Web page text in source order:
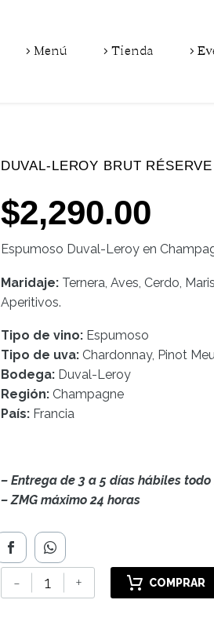
Menú Tienda
DUVAL-LEROY BRUT RÉSERVE
$2,290.00
Espumoso Duval-Leroy en
Maridaje: Ternera, Aves, Cerdo,
Aperitivos.
Tipo de vino: Espumoso
Tipo de uva: Chardonnay, Pinot
Bodega: Duval-Leroy
Región: Champagne
País: Francia
– Entrega de 3 a 5 días hábiles todo
– ZMG máximo 24 horas
-
Duval-
Leroy
+ COMPRAR